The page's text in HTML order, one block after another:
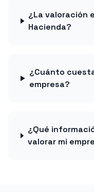
¿La valoración
Hacienda?
¿Cuánto
empresa?
¿Qué
valorar mi